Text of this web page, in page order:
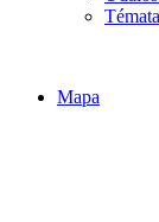
Témata
Mapa